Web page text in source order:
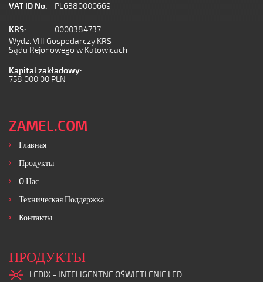
VAT ID No.
PL6380000669
KRS:
0000384737
Wydz. VIII Gospodarczy KRS
Sądu Rejonowego w Katowicach
Kapital zakładowy:
758 000,00 PLN
ZAMEL.COM
Главная
Продукты
O Нас
Техническая Поддержка
Контакты
ПРОДУКТЫ
LEDIX - INTELIGENTNE OŚWIETLENIE LED